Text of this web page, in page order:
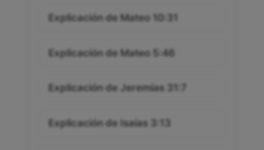
Explicación de Mateo 10:31
Explicación de Mateo 5:46
Explicación de Jeremías 31:7
Explicación de Isaías 3:13